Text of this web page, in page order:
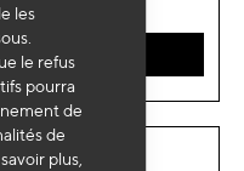
les
le refus
pourra
de
de
plus,
AU PANIER